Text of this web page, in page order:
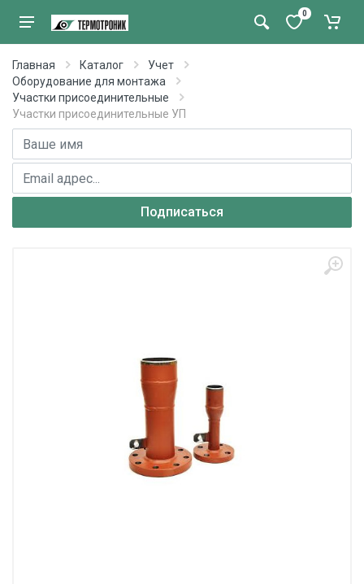
0
Главная Каталог
Учет
Оборудование для монтажа
Участки присоединительные
Участки присоединительные УП
Имя
E-mail адрес
Подписаться